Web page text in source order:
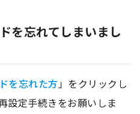
を忘れてしまいまし
を忘れた方」をクリックし
設定手続きをお願いしま